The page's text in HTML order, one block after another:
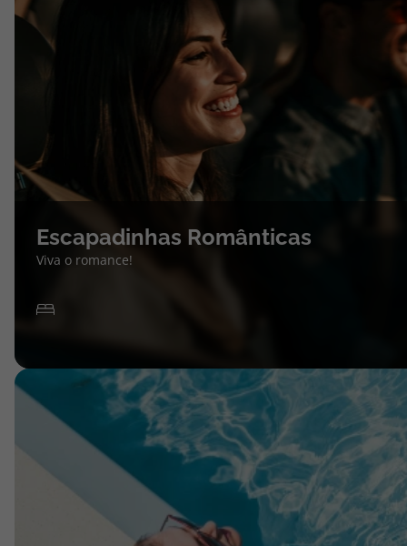
Escapadinhas Românticas
Viva o romance!